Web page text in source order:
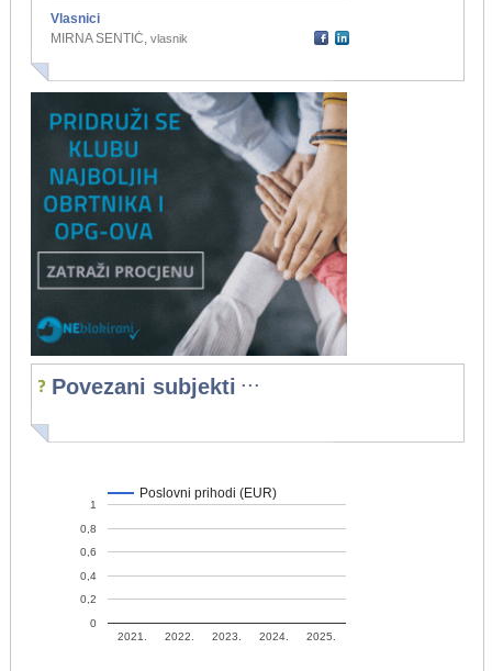
Vlasnici
MIRNA SENTIĆ, vlasnik
Povezani subjekti ...
Poslovni prihodi (EUR)
2021. 2022. 2023. 2024. 2025.
0
0,2
0,4
0,6
0,8
1